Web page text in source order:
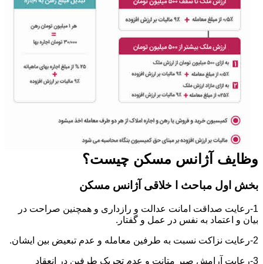
وظایف آژانس مسکن چیست؟
بخش اول مباحث ا خلاقی آژانس مسکن
1-رعایت صداقت امانت عدالت و رازداری و همچنین صراحت در
بیان و اعتماد به نفس در عمل و گفتار.
2-رعایت نزاکت نسبت به طرفین معامله و عدم تبعیض بین ایشان.
3-رعایت آرامش صبر متانت و عدم تحریک طرفین در انعقاد